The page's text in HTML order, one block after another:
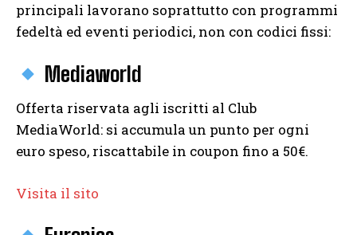
principali lavorano soprattutto con programmi
fedeltà ed eventi periodici, non con codici fissi:
Mediaworld
Offerta riservata agli iscritti al Club
MediaWorld: si accumula un punto per ogni
euro speso, riscattabile in coupon fino a 50€.
Visita il sito